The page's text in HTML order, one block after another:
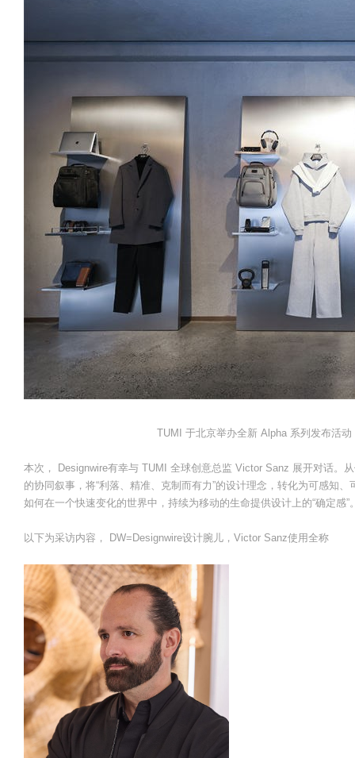
TUMI 于北京举办全新 Alpha 系列发布活
本次， Designwire有幸与 TUMI 全球创意总监 Victor Sanz 展开对话。
的协同叙事，将“利落、精准、克制而有力”的设计理念，转化为可感知
如何在一个快速变化的世界中，持续为移动的生命提供设计上的“确定感”
以下为采访内容， DW=Designwire设计腕儿，Victor Sanz使用全称